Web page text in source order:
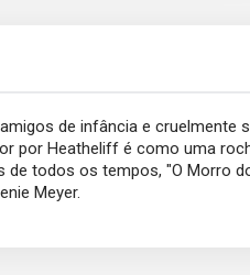
de infância e cruelmente
por Heatheliff é como uma
todos os tempos, "O Morro
Meyer.